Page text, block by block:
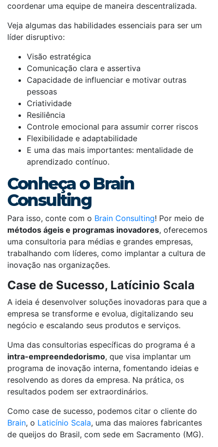
coordenar uma equipe de maneira descentralizada.
Veja algumas das habilidades essenciais para ser um
líder disruptivo:
Visão estratégica
Comunicação clara e assertiva
Capacidade de influenciar e motivar outras
pessoas
Criatividade
Resiliência
Controle emocional para assumir correr riscos
Flexibilidade e adaptabilidade
E uma das mais importantes: mentalidade de
aprendizado contínuo.
Conheça o Brain
Consulting
Para isso, conte com o Brain Consulting! Por meio de
métodos ágeis e programas inovadores, oferecemos
uma consultoria para médias e grandes empresas,
trabalhando com líderes, como implantar a cultura de
inovação nas organizações.
Case de Sucesso, Latícinio Scala
A ideia é desenvolver soluções inovadoras para que a
empresa se transforme e evolua, digitalizando seu
negócio e escalando seus produtos e serviços.
Uma das consultorias específicas do programa é a
intra-empreendedorismo, que visa implantar um
programa de inovação interna, fomentando ideias e
resolvendo as dores da empresa. Na prática, os
resultados podem ser extraordinários.
Como case de sucesso, podemos citar o cliente do
Brain, o Laticínio Scala, uma das maiores fabricantes
de queijos do Brasil, com sede em Sacramento (MG).